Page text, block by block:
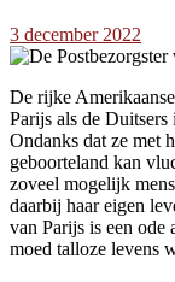
3 december 2022
De rijke
Parijs als de
Ondanks dat ze met
geboorteland kan
zoveel mogelijk
daarbij haar eigen
van Parijs is een ode
moed talloze levens